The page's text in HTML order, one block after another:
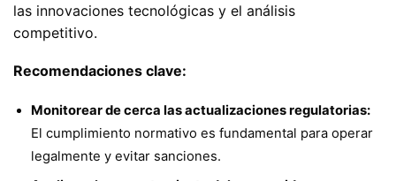
las innovaciones tecnológicas y el análisis
competitivo.
Recomendaciones clave:
Monitorear de cerca las actualizaciones regulatorias:
El cumplimiento normativo es fundamental para operar
legalmente y evitar sanciones.